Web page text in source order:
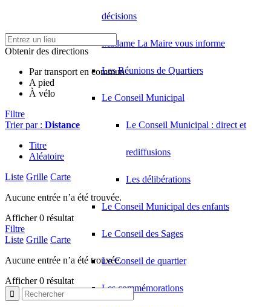
décisions
Madame La Maire vous informe
Les Réunions de Quartiers
Le Conseil Municipal
Le Conseil Municipal : direct et
rediffusions
Les délibérations
Le Conseil Municipal des enfants
Le Conseil des Sages
Le Conseil de quartier
Les commémorations
Obtenir des directions
Par transport en commun
A pied
À vélo
Filtre
Trier par : Distance
Titre
Aléatoire
Liste Grille Carte
Aucune entrée n’a été trouvée.
Afficher 0 résultat
Filtre
Liste Grille Carte
Aucune entrée n’a été trouvée.
Afficher 0 résultat